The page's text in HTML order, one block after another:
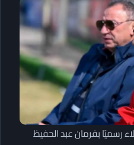
رسميًا بفرمان عبد الحفيظ